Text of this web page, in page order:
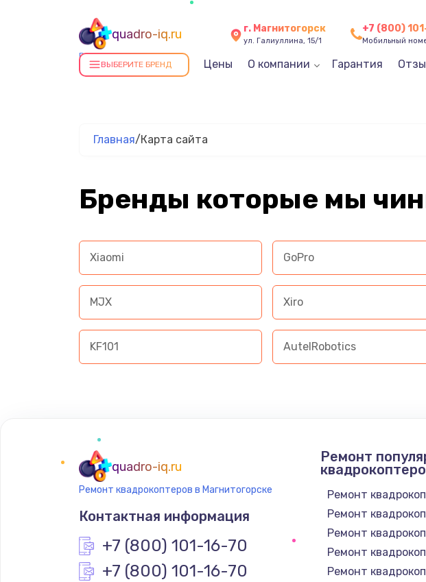
quadro-iq.ru
Ремонт квадрокоптеров в
Магнитогорске
г. Магнитогорск
ул. Галиуллина, 15/1
+7 (800)
Мобильный
ВЫБЕРИТЕ БРЕНД Цены О компании Гарантия
Главная/Карта сайта
Бренды которые мы
Xiaomi GoPro
MJX Xiro
KF101 AutelRobotics
quadro-iq.ru
Ремонт квадрокоптеров в Магнитогорске
Контактная информация
+7 (800) 101-16-70
+7 (800) 101-16-70
Ремонт
Ремонт
Ремонт
Ремонт
Ремонт
Ремонт